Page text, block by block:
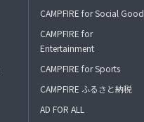
CAMPFIRE for Social Good
CAMPFIRE for
Entertainment
CAMPFIRE for Sports
CAMPFIRE ふるさと納税
AD FOR ALL